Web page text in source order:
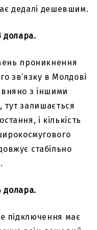
дедалі дешевшим.
долара.
проникнення
зв’язку в Молдові
з іншими
залишається
і кількість
стабільно
долара.
підключення має